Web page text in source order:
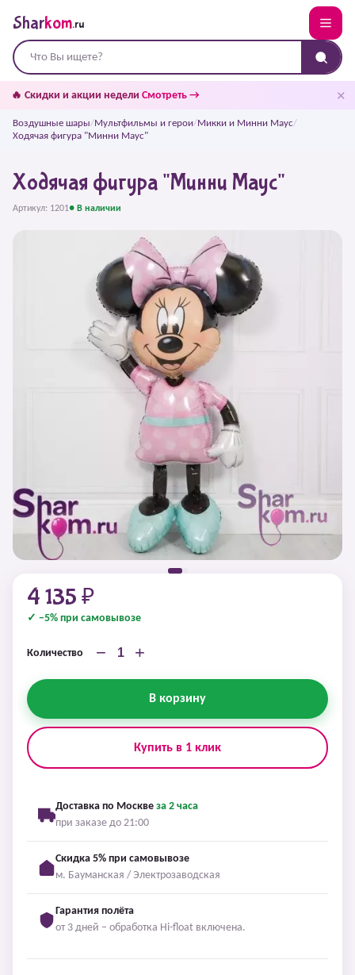
Sharkom.ru
🔥 Скидки и акции недели Смотреть → ✕
Воздушные шары/Мультфильмы и герои/Микки и Минни Маус/
Ходячая фигура "Минни Маус"
Ходячая фигура "Минни Маус"
Артикул: 1201● В наличии
4 135 ₽
✓ −5% при самовывозе
Количество − +
В корзину
Купить в 1 клик
Доставка по Москве за 2 часа
при заказе до 21:00
Скидка 5% при самовывозе
м. Бауманская / Электрозаводская
Гарантия полёта
от 3 дней – обработка Hi-float включена.